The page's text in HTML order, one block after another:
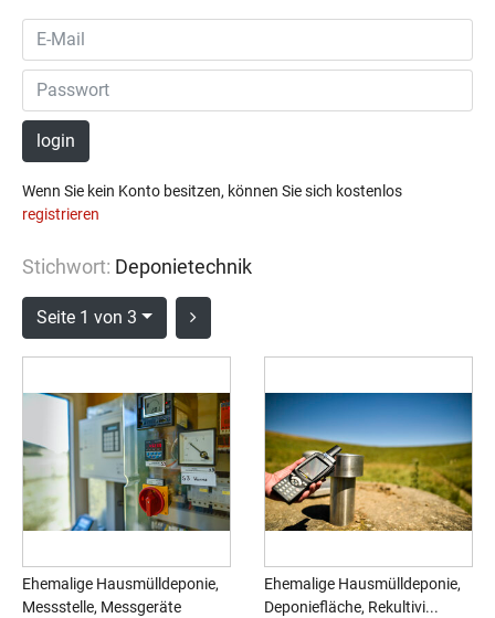
login
Wenn Sie kein Konto besitzen, können Sie sich kostenlos
registrieren
Stichwort: Deponietechnik
Seite 1 von 3
Ehemalige Hausmülldeponie,
Messstelle, Messgeräte
Ehemalige Hausmülldeponie,
Deponiefläche, Rekultivi...